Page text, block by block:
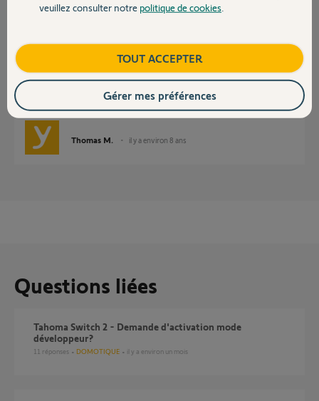
Contact
Je vous informe que votre box domotique est déjà activée à votre nom.
PS : Il n'est en aucun cas nécessaire de nous contacter pour activer sa
Bonne journée,
Thomas M. il y a environ 8 ans
Questions liées
Tahoma Switch 2 - Demande d'activation mode
développeur?
11 réponses DOMOTIQUE il y a environ un mois
veuillez consulter notre politique de cookies
TOUT ACCEPTER
Gérer mes préférences